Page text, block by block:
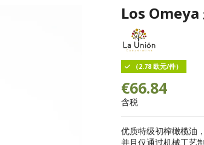
Los Omeya
（2.78 欧元/件）
€66.84
含税
优质特级初榨橄榄油
并且仅通过机械工艺制